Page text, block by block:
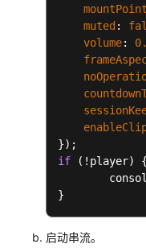
mountPoint
muted :
volume:
if (!player) {
}
启动串流。